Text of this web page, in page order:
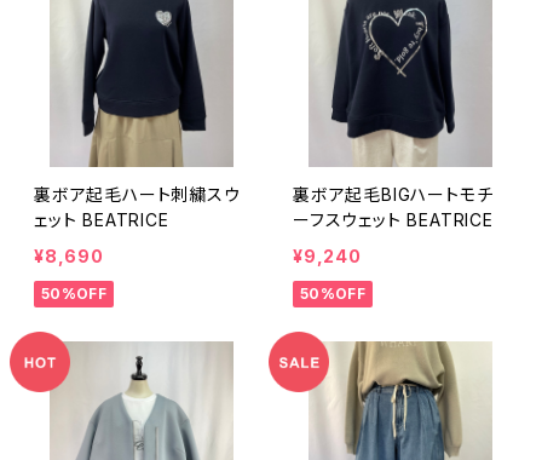
裏ボア起毛ハート刺繍スウ
ェット BEATRICE
¥8,690
50%OFF
裏ボア起毛BIGハートモチ
ーフスウェット BEATRICE
¥9,240
50%OFF